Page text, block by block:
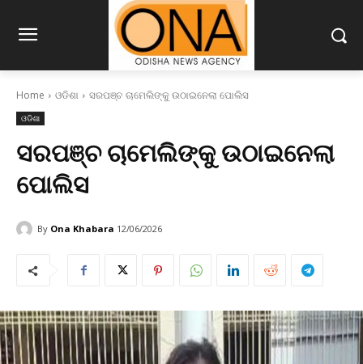
Home ଓଡିଶା ସରପଞ୍ଚ ଚାମେଲିଙ୍କୁ ଉଠାଇନେଲା ପୋଲିସ
ଓଡିଶା
ସରପଞ୍ଚ ଚାମେଲିଙ୍କୁ ଉଠାଇନେଲା
ପୋଲିସ
By Ona Khabara 12/06/2026